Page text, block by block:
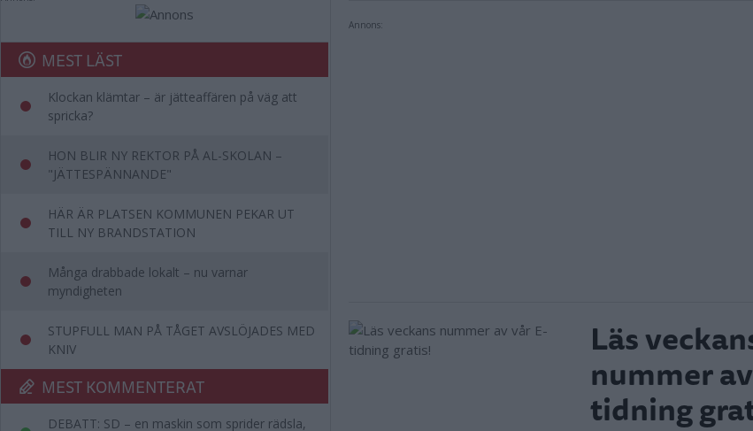
MEST LÄST
Klockan klämtar – är jätteaffären på väg att
spricka?
HON BLIR NY REKTOR PÅ AL-SKOLAN –
"JÄTTESPÄNNANDE"
HÄR ÄR PLATSEN KOMMUNEN PEKAR UT
TILL NY BRANDSTATION
Många drabbade lokalt – nu varnar
myndigheten
STUPFULL MAN PÅ TÅGET AVSLÖJADES MED
KNIV
MEST KOMMENTERAT
DEBATT: SD – en maskin som sprider rädsla,
Annons:
Läs
nummer
tidning